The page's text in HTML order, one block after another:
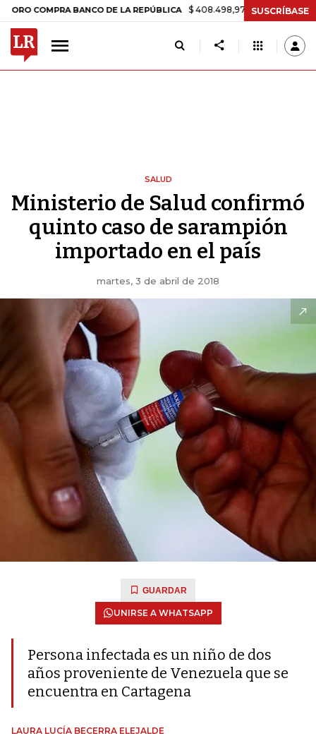
BANCO DE LA REPÚBLICA $ 408.498,97 +$ 8.753,81 +2,19%
SUSCRÍBASE
SALUD
Ministerio de Salud confirmó
quinto caso de sarampión
importado en el país
martes, 3 de abril de 2018
GUARDAR
UNIRSE A WHATSAPP
Persona infectada es un niño de dos
años proveniente de Venezuela que se
encuentra en Cartagena
LAURA LUCÍA BECERRA ELEJALDE